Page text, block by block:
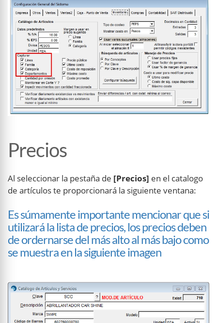
Precios
Al seleccionar la pestaña de [Precios] en el catalogo
de artículos te proporcionará la siguiente ventana:
Es súmamente importante mencionar que si
utilizará la lista de precios, los precios deben
de ordernarse del más alto al más bajo como
se muestra en la siguiente imagen